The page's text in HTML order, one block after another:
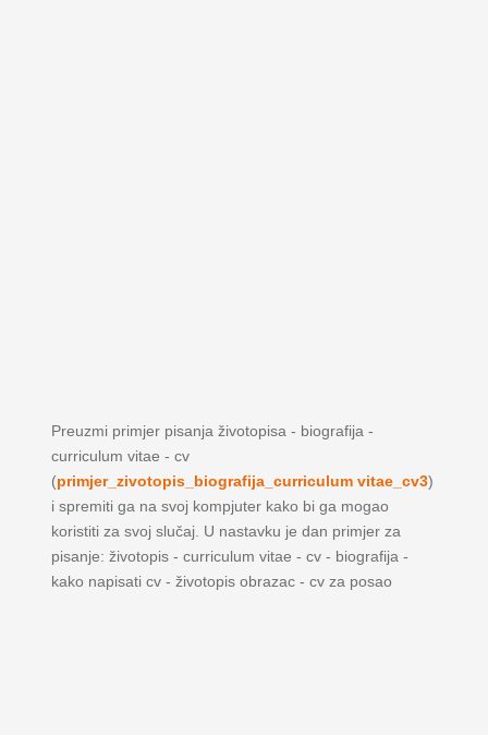
Preuzmi primjer pisanja životopisa - biografija -
curriculum vitae - cv
(primjer_zivotopis_biografija_curriculum vitae_cv3)
i spremiti ga na svoj kompjuter kako bi ga mogao
koristiti za svoj slučaj. U nastavku je dan primjer za
pisanje: životopis - curriculum vitae - cv - biografija -
kako napisati cv - životopis obrazac - cv za posao